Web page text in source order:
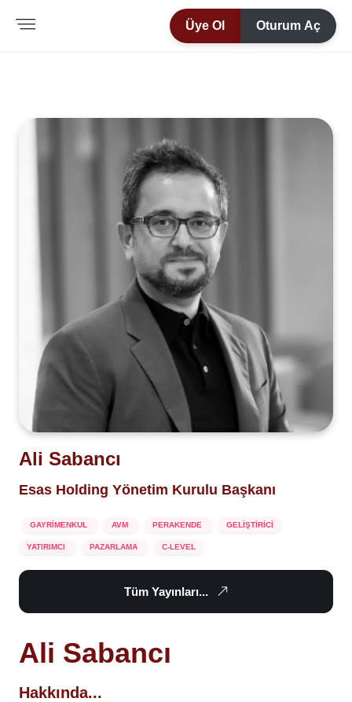
Üye Ol Oturum Aç
Ali Sabancı
Esas Holding Yönetim Kurulu Başkanı
GAYRİMENKUL AVM PERAKENDE GELİŞTİRİCİ
YATIRIMCI PAZARLAMA C-LEVEL
Tüm Yayınları...
Ali Sabancı
Hakkında...